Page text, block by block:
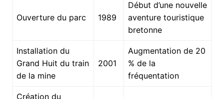
Ouverture du parc 1989
Début d’une nouvelle
aventure touristique
bretonne
Installation du
Grand Huit du train
de la mine
2001
Augmentation de 20
% de la
fréquentation
Création du